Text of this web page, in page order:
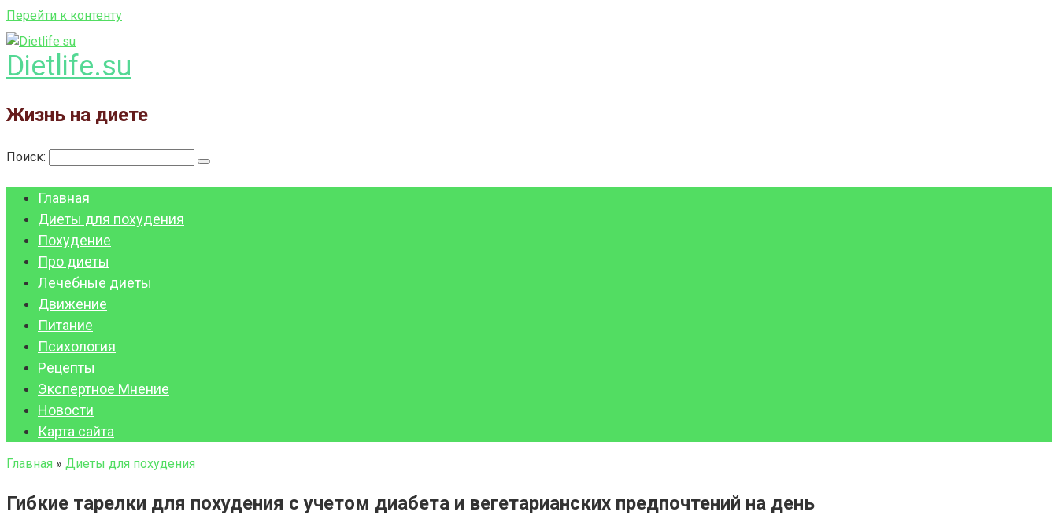
Перейти к контенту
Dietlife.su
Жизнь на диете
Поиск:
Главная
Диеты для похудения
Похудение
Про диеты
Лечебные диеты
Движение
Питание
Психология
Рецепты
Экспертное Мнение
Новости
Карта сайта
Главная » Диеты для похудения
Гибкие тарелки для похудения с учетом диабета и вегетарианских предпочтений на день